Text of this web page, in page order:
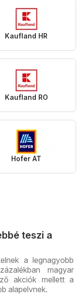
Kaufland HR
Kaufland RO
Hofer AT
teszi a
a legnagyobb
magyar
akciók mellett a
alapelvnek.